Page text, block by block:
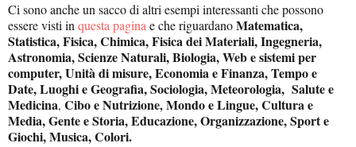
Ci sono anche un sacco di altri esempi interessanti che possono
essere visti inquesta paginae che riguardanoMatematica,
Statistica, Fisica, Chimica, Fisica dei Materiali, Ingegneria,
Astronomia, Scienze Naturali, Biologia, Web e sistemi per
computer, Unità di misure, Economia e Finanza, Tempo e
Date, Luoghi e Geografia, Sociologia, Meteorologia, Salute e
Medicina, Cibo e Nutrizione,Mondo e Lingue, Cultura e
Media, Gente e Storia, Educazione, Organizzazione, Sport e
Giochi, Musica, Colori.